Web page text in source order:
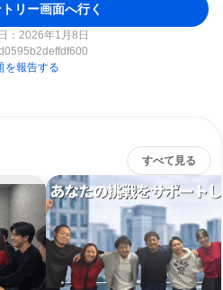
リー画面へ行く
：2026年1月8日
を報告する
すべて見る